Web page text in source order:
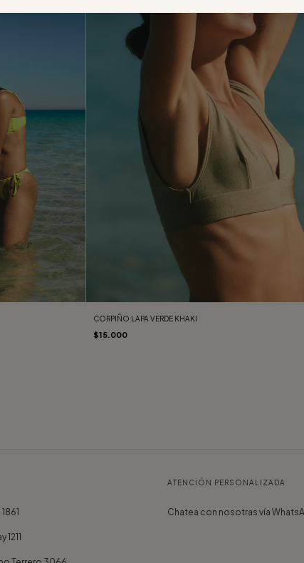
CORPIÑO LAPA VERDE KHAKI
$15.000
1211
ATENCIÓN PERSONALIZADA
Chatea con nosotras vía